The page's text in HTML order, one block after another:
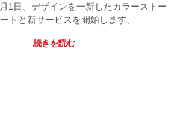
1日、デザインを一新したカラーストー
トと新サービスを開始します。
続きを読む